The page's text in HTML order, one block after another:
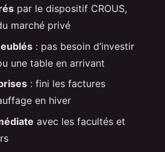
par le dispositif CROUS,
marché privé
: pas besoin d’investir
une table en arrivant
: fini les factures
en hiver
avec les facultés et